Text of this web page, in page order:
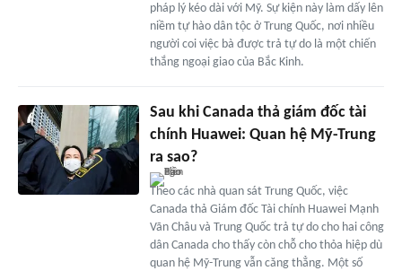
pháp lý kéo dài với Mỹ. Sự kiện này làm dấy lên
niềm tự hào dân tộc ở Trung Quốc, nơi nhiều
người coi việc bà được trả tự do là một chiến
thắng ngoại giao của Bắc Kinh.
Sau khi Canada thả giám đốc tài
chính Huawei: Quan hệ Mỹ-Trung
ra sao?
Theo các nhà quan sát Trung Quốc, việc
Canada thả Giám đốc Tài chính Huawei Mạnh
Vãn Châu và Trung Quốc trả tự do cho hai công
dân Canada cho thấy còn chỗ cho thỏa hiệp dù
quan hệ Mỹ-Trung vẫn căng thẳng. Một số